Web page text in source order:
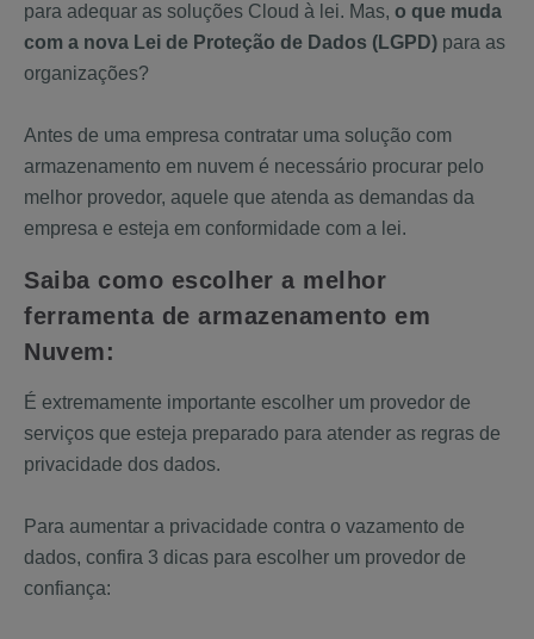
para adequar as soluções Cloud à lei. Mas, o que muda
com a nova Lei de Proteção de Dados (LGPD) para as
organizações?
Antes de uma empresa contratar uma solução com
armazenamento em nuvem é necessário procurar pelo
melhor provedor, aquele que atenda as demandas da
empresa e esteja em conformidade com a lei.
Saiba como escolher a melhor
ferramenta de armazenamento em
Nuvem:
É extremamente importante escolher um provedor de
serviços que esteja preparado para atender as regras de
privacidade dos dados.
Para aumentar a privacidade contra o vazamento de
dados, confira 3 dicas para escolher um provedor de
confiança: